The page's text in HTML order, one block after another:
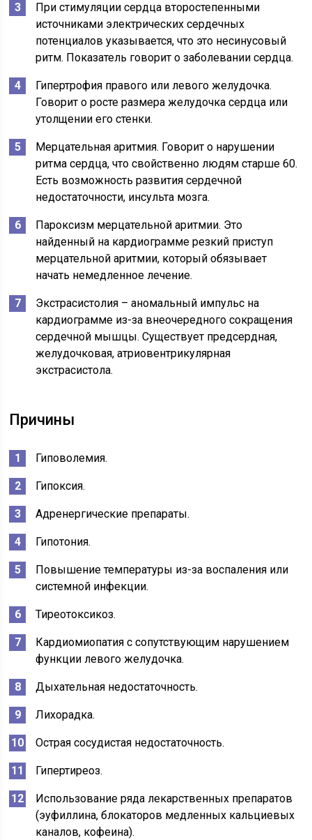
При стимуляции сердца второстепенными
источниками электрических сердечных
потенциалов указывается, что это несинусовый
ритм. Показатель говорит о заболевании сердца.
Гипертрофия правого или левого желудочка.
Говорит о росте размера желудочка сердца или
утолщении его стенки.
Мерцательная аритмия. Говорит о нарушении
ритма сердца, что свойственно людям старше 60.
Есть возможность развития сердечной
недостаточности, инсульта мозга.
Пароксизм мерцательной аритмии. Это
найденный на кардиограмме резкий приступ
мерцательной аритмии, который обязывает
начать немедленное лечение.
Экстрасистолия – аномальный импульс на
кардиограмме из-за внеочередного сокращения
сердечной мышцы. Существует предсердная,
желудочковая, атриовентрикулярная
экстрасистола.
Причины
Гиповолемия.
Гипоксия.
Адренергические препараты.
Гипотония.
Повышение температуры из-за воспаления или
системной инфекции.
Тиреотоксикоз.
Кардиомиопатия с сопутствующим нарушением
функции левого желудочка.
Дыхательная недостаточность.
Лихорадка.
Острая сосудистая недостаточность.
Гипертиреоз.
Использование ряда лекарственных препаратов
(эуфиллина, блокаторов медленных кальциевых
каналов, кофеина).